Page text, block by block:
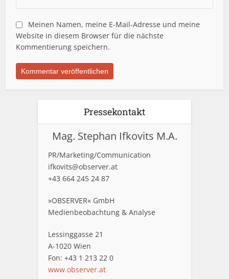
Meinen Namen, meine E-Mail-Adresse und meine
Website in diesem Browser für die nächste
Kommentierung speichern.
Pressekontakt
Mag. Stephan Ifkovits M.A.
PR/Marketing/Communication
ifkovits@observer.at
+43 664 245 24 87
»OBSERVER« GmbH
Medienbeobachtung & Analyse
Lessinggasse 21
A-1020 Wien
Fon: +43 1 213 22 0
www.observer.at